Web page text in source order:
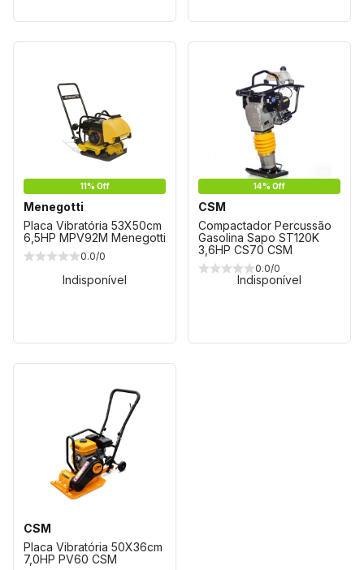
11% Off
Menegotti
Placa Vibratória 53X50cm
6,5HP MPV92M Menegotti
0.0/0
Indisponível
14% Off
CSM
Compactador Percussão
Gasolina Sapo ST120K
3,6HP CS70 CSM
0.0/0
Indisponível
CSM
Placa Vibratória 50X36cm
7,0HP PV60 CSM